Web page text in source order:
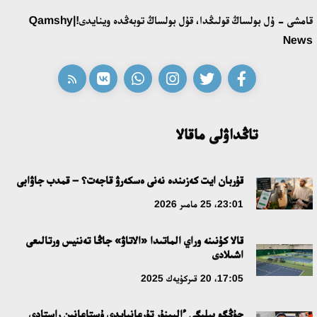
قازاق تىلىندەگى «قۇت» كونسەپتىسىنىڭ لينگۆومادەني سيپاتى
ابايدىڭ ادام تاربيەسى تۋرالى كوزقاراستارىنىڭ وزەكتىلىگى
مە؟
18:16، 20 شىلدە 2026
ۇلتتىق ءارحيۆتىڭ اشىلعانىنا 20 جىل: نەگىزگى جەتىستىكتەرى مەن
دامۋ باعىتى
قامشى - ۇل بولساڭ قولىڭدا، قۇل بولساڭ توبەڭدە وينايدى!|Qamshy
News
تاڭداۋلى ماقالا
قۇربان ايت كەزىندە نەنى ەسكەرۋ قاجەت؟ – قمدب جاۋابى
23:01، 25 مامىر 2026
قالا كۇنىنە وراي الماتىدا «الاتاۋ» جاڭا تەننيس ورتالىعى
اشىلادى
17:05، 20 قىركۇيەك 2025
جۇڭگو بيلىگى ءالىمنۇر تۇرعانبايدى ۇستاعانىن راستادى